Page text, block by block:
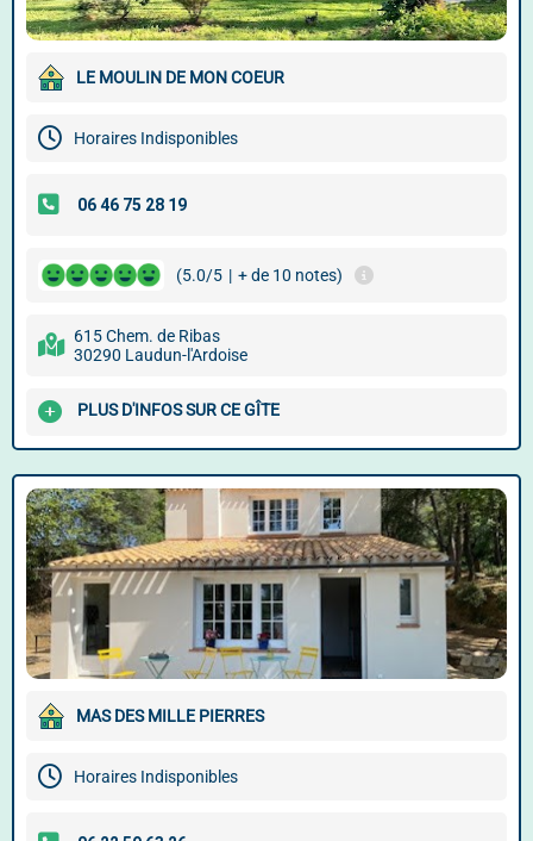
LE MOULIN DE MON COEUR
Horaires Indisponibles
(5.0/5 | + de 10 notes)
615 Chem. de Ribas
30290 Laudun-l'Ardoise
PLUS D'INFOS SUR CE GÎTE
MAS DES MILLE PIERRES
Horaires Indisponibles